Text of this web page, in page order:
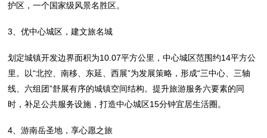
护区，一个国家级风景名胜区。
3、优中心城区，建文旅名城
划定城镇开发边界面积为10.07平方公里，中心城区范围约14平方公
里。以“北控、南移、东延、西展”为发展策略，形成“三中心、三轴
线、六组团”舒展有序的城镇空间结构。提升旅游服务六要素的同
时，补足公共服务设施，打造中心城区15分钟宜居生活圈。
4、游南岳圣地，享心愿之旅